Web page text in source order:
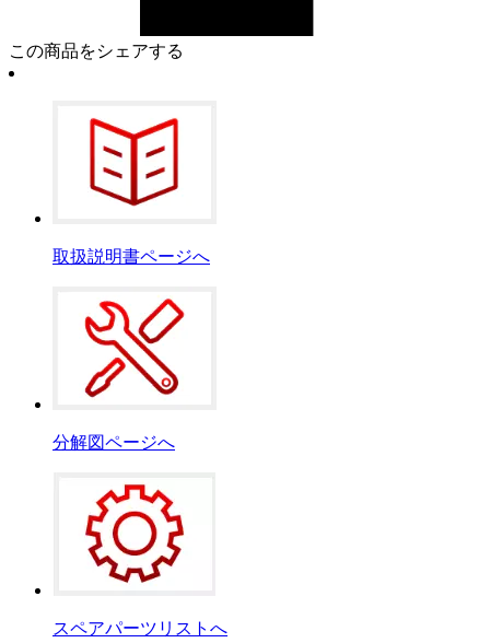
この商品をシェアする
取扱説明書ページへ
分解図ページへ
スペアパーツリストへ